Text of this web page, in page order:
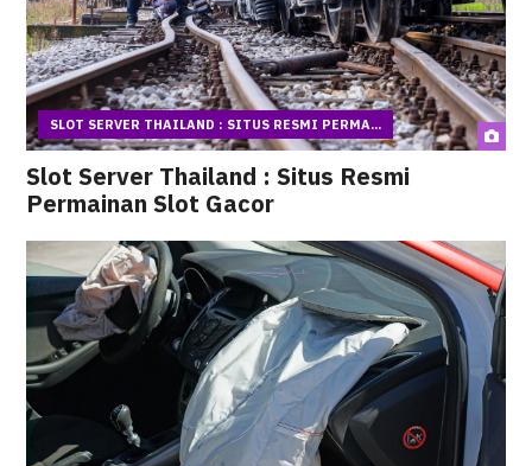
SLOT SERVER THAILAND : SITUS RESMI PERMA...
Slot Server Thailand : Situs Resmi
Permainan Slot Gacor